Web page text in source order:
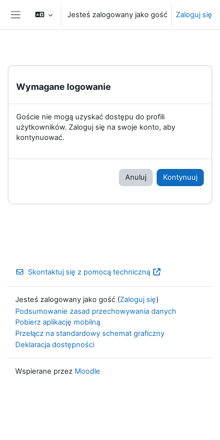
Przejdź do głównej zawartości
Panel boczny
Jesteś zalogowany jako gość Zaloguj się
Wymagane logowanie
Goście nie mogą uzyskać dostępu do profili
użytkowników. Zaloguj się na swoje konto, aby
kontynuować.
Anuluj Kontynuuj
Skontaktuj się z pomocą techniczną
Jesteś zalogowany jako gość (Zaloguj się)
Podsumowanie zasad przechowywania danych
Pobierz aplikację mobilną
Przełącz na standardowy schemat graficzny
Deklaracja dostępności
Wspierane przez Moodle